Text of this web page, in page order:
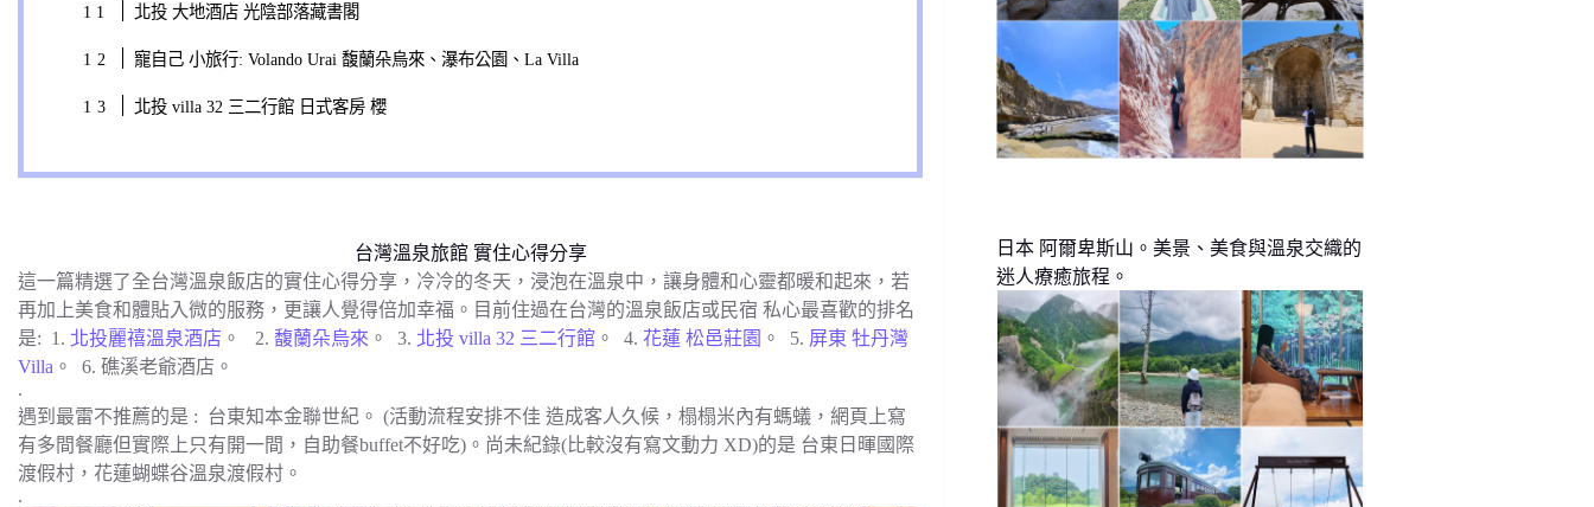
北投 大地酒店 光陰部落藏書閣
寵自己 小旅行: Volando Urai 馥蘭朵烏來、瀑布公園、La Villa
北投 villa 32 三二行館 日式客房 櫻
台灣溫泉旅館 實住心得分享
這一篇精選了全台灣溫泉飯店的實住心得分享，冷冷的冬天，浸泡在溫泉中，讓身體和心靈都暖和起來，若
再加上美食和體貼入微的服務，更讓人覺得倍加幸福。目前住過在台灣的溫泉飯店或民宿 私心最喜歡的排名
是: 1. 北投麗禧溫泉酒店 。 2. 馥蘭朵烏來 。 3. 北投 villa 32 三二行館 。 4. 花蓮 松邑莊園 。 5. 屏東 牡丹灣
Villa 。 6. 礁溪老爺酒店。
.
遇到最雷不推薦的是 : 台東知本金聯世紀。 (活動流程安排不佳 造成客人久候，榻榻米內有螞蟻，網頁上寫
有多間餐廳但實際上只有開一間，自助餐buffet不好吃)。尚未紀錄(比較沒有寫文動力 XD)的是 台東日暉國際
渡假村，花蓮蝴蝶谷溫泉渡假村。
.
日本 阿爾卑斯山。美景、美食與溫泉交織的
迷人療癒旅程。